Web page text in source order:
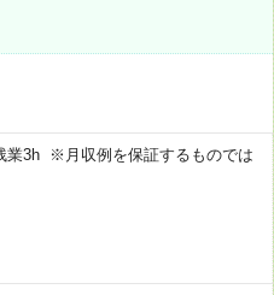
3h ※月収例を保証するものでは